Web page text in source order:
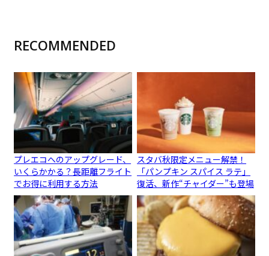
RECOMMENDED
プレエコへのアップグレード、
いくらかかる？長距離フライト
でお得に利用する方法
スタバ秋限定メニュー解禁！
「パンプキン スパイス ラテ」
復活、新作“チャイダー”も登場